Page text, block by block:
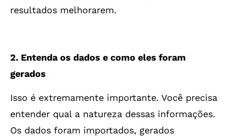
resultados melhorarem.
2. Entenda os dados e como eles foram
gerados
Isso é extremamente importante. Você precisa
entender qual a natureza dessas informações.
Os dados foram importados, gerados